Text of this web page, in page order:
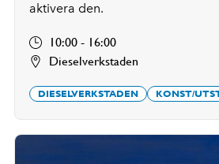
aktivera den.
10:00 - 16:00
Dieselverkstaden
DIESELVERKSTADEN KONST/